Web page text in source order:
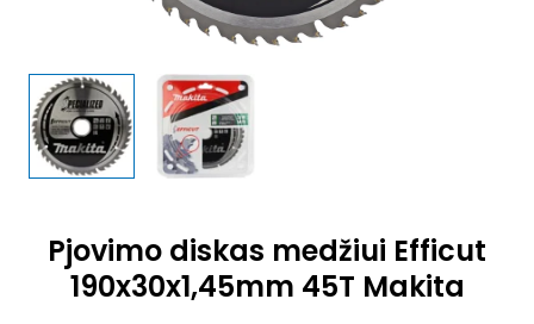
Pjovimo diskas medžiui Efficut
190x30x1,45mm 45T Makita